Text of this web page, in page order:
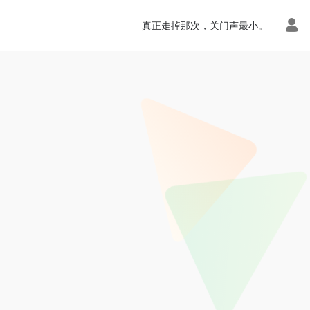
真正走掉那次，关门声最小。